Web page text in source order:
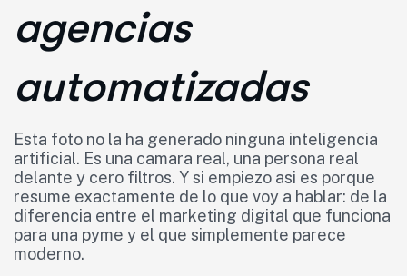
agencias
automatizadas
Esta foto no la ha generado ninguna inteligencia
artificial. Es una camara real, una persona real
delante y cero filtros. Y si empiezo asi es porque
resume exactamente de lo que voy a hablar: de la
diferencia entre el marketing digital que funciona
para una pyme y el que simplemente parece
moderno.